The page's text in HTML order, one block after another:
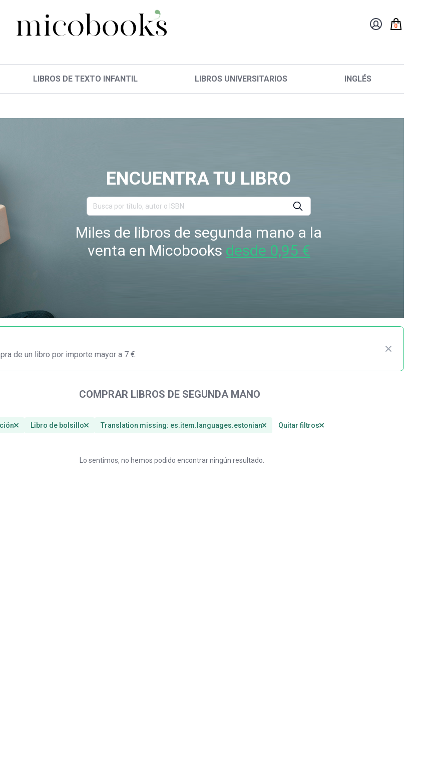
0
LIBROS DE TEXTO INFANTIL LIBROS UNIVERSITARIOS INGLÉS
ENCUENTRA TU LIBRO
Miles de libros de segunda mano a la
venta en Micobooks desde 0,95 €
de un libro por importe mayor a 7 €.
COMPRAR LIBROS DE SEGUNDA MANO
Libro de bolsillo Translation missing: es.item.languages.estonian Quitar filtros
Lo sentimos, no hemos podido encontrar ningún resultado.